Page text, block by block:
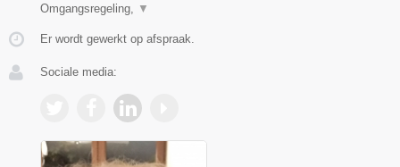
Omgangsregeling,
▼
Er wordt gewerkt op afspraak.
Sociale media: